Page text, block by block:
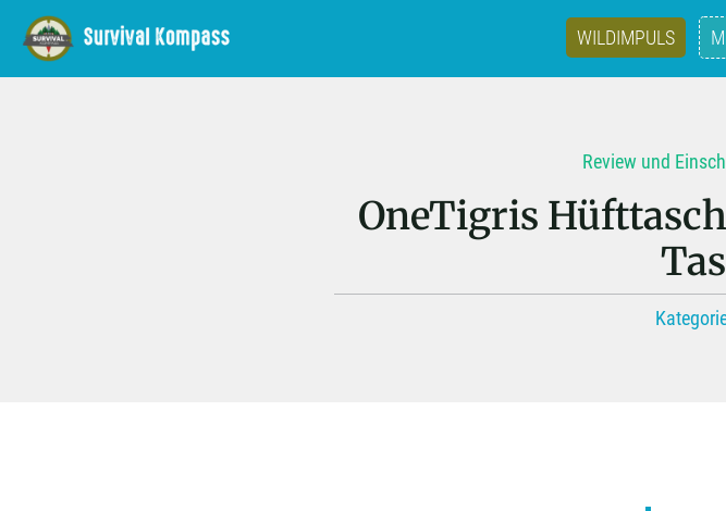
WILDIMPULS
Review und
OneTigris